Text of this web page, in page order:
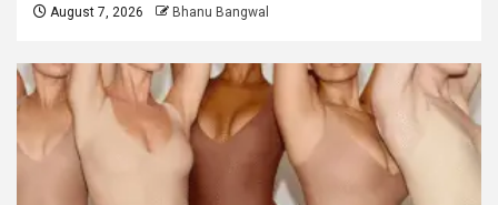
August 7, 2026 Bhanu Bangwal